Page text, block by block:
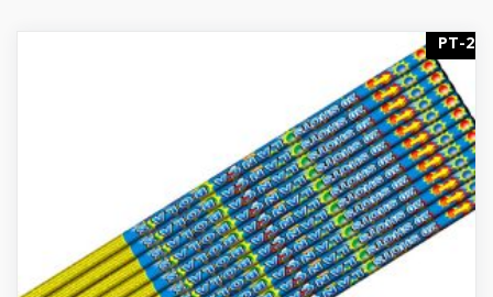
PT-2